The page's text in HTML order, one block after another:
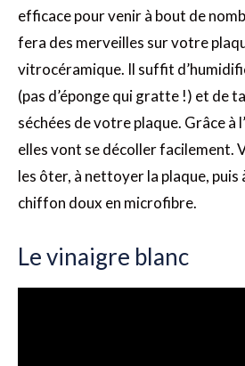
efficace pour venir à bout de
fera des merveilles sur votre
vitrocéramique. Il suffit
(pas d’éponge qui gratte !) et de
séchées de votre plaque. Grâce à
elles vont se décoller facilement.
les ôter, à nettoyer la plaque, puis
chiffon doux en microfibre.
Le vinaigre blanc